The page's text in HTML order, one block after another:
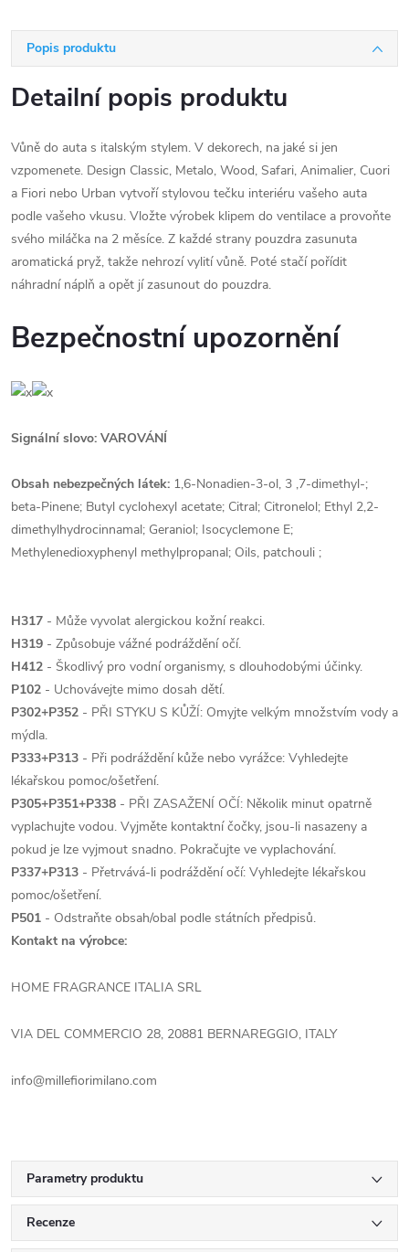
Popis produktu
Detailní popis produktu
Vůně do auta s italským stylem. V dekorech, na jaké si jen
vzpomenete. Design Classic, Metalo, Wood, Safari, Animalier, Cuori
a Fiori nebo Urban vytvoří stylovou tečku interiéru vašeho auta
podle vašeho vkusu. Vložte výrobek klipem do ventilace a provoňte
svého miláčka na 2 měsíce. Z každé strany pouzdra zasunuta
aromatická pryž, takže nehrozí vylití vůně. Poté stačí pořídit
náhradní náplň a opět jí zasunout do pouzdra.
Bezpečnostní upozornění
Signální slovo: VAROVÁNÍ
Obsah nebezpečných látek: 1,6-Nonadien-3-ol, 3 ,7-dimethyl-;
beta-Pinene; Butyl cyclohexyl acetate; Citral; Citronelol; Ethyl 2,2-
dimethylhydrocinnamal; Geraniol; Isocyclemone E;
Methylenedioxyphenyl methylpropanal; Oils, patchouli ;
H317 - Může vyvolat alergickou kožní reakci.
H319 - Způsobuje vážné podráždění očí.
H412 - Škodlivý pro vodní organismy, s dlouhodobými účinky.
P102 - Uchovávejte mimo dosah dětí.
P302+P352 - PŘI STYKU S KŮŽÍ: Omyjte velkým množstvím vody a
mýdla.
P333+P313 - Při podráždění kůže nebo vyrážce: Vyhledejte
lékařskou pomoc/ošetření.
P305+P351+P338 - PŘI ZASAŽENÍ OČÍ: Několik minut opatrně
vyplachujte vodou. Vyjměte kontaktní čočky, jsou-li nasazeny a
pokud je lze vyjmout snadno. Pokračujte ve vyplachování.
P337+P313 - Přetrvává-li podráždění očí: Vyhledejte lékařskou
pomoc/ošetření.
P501 - Odstraňte obsah/obal podle státních předpisů.
Kontakt na výrobce:
HOME FRAGRANCE ITALIA SRL
VIA DEL COMMERCIO 28, 20881 BERNAREGGIO, ITALY
info@millefiorimilano.com
Parametry produktu
Recenze